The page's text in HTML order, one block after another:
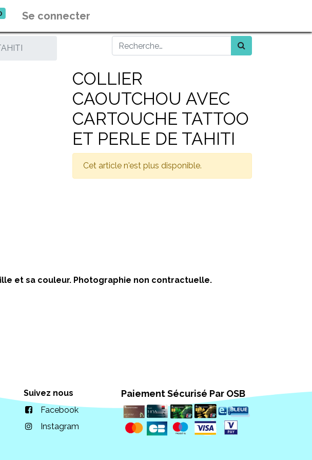
Se connecter
COLLIER
CAOUTCHOU AVEC
CARTOUCHE TATTOO
ET PERLE DE TAHITI
Cet article n'est plus disponible.
et sa couleur. Photographie non contractuelle.
Suivez nous
Facebook
Instagram
Paiement Sécurisé Par OSB